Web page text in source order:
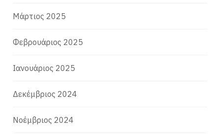
Μάρτιος 2025
Φεβρουάριος 2025
Ιανουάριος 2025
Δεκέμβριος 2024
Νοέμβριος 2024